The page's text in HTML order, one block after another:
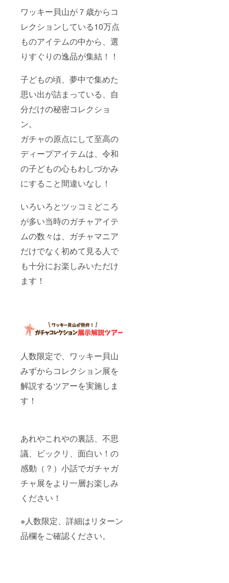
ワッキー貝山が７歳からコ
レクションしている10万点
ものアイテムの中から、選
りすぐりの逸品が集結！！
子どもの頃、夢中で集めた
思い出が詰まっている、自
分だけの秘密コレクショ
ン。
ガチャの原点にして至高の
ディープアイテムは、令和
の子どもの心もわしづかみ
にすること間違いなし！
いろいろとツッコミどころ
が多い当時のガチャアイテ
ムの数々は、ガチャマニア
だけでなく初めて見る人で
も十分にお楽しみいただけ
ます！
人数限定で、ワッキー貝山
みずからコレクション展を
解説するツアーを実施しま
す！
あれやこれやの裏話、不思
議、ビックリ、面白い！の
感動（？）小話でガチャガ
チャ展をより一層お楽しみ
ください！
※人数限定、詳細はリターン
品欄をご確認ください。